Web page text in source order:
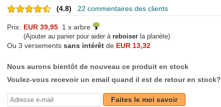
(4.8) 22 commentaires des clients
Prix: EUR 39,95 1 x arbre
(Ajouter au panier pour aider à reboiser la planète)
Ou 3 versements sans intérêt de EUR 13,32
Nous aurons bientôt de nouveau ce produit en stock
Voulez-vous recevoir un email quand il est de retour en stock?
Faites le moi savoir